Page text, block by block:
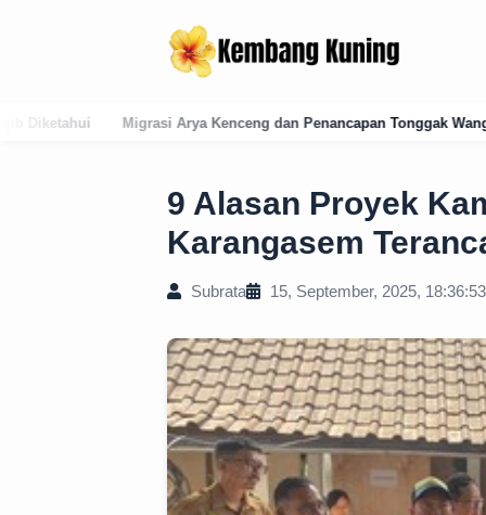
dan Penancapan Tonggak Wangsa Raja Tabanan: Sejarah
9 Alasan Proyek
Karangasem
Subrata 15, September, 2025, 18:36:53